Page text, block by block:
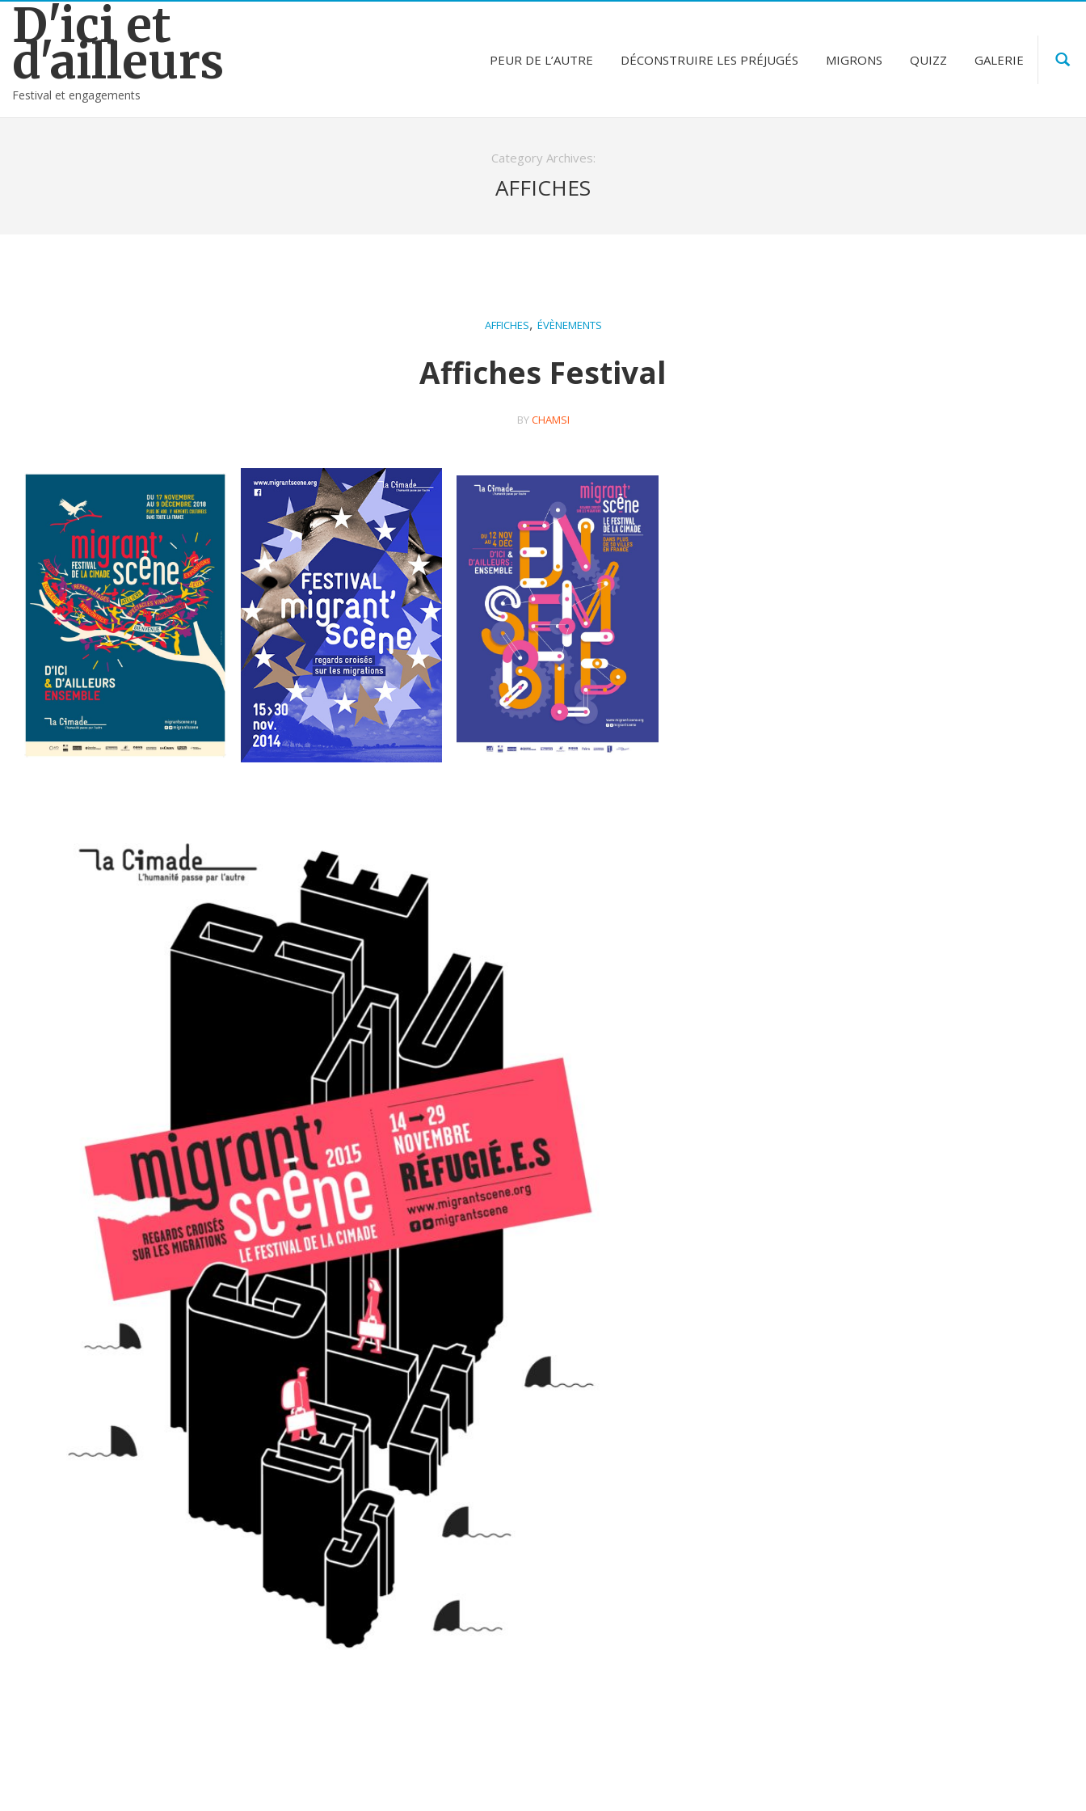
D'ici et
d'ailleurs
Festival et engagements
PEUR DE L’AUTRE DÉCONSTRUIRE LES PRÉJUGÉS MIGRONS QUIZZ GALERIE
Category Archives:
AFFICHES
AFFICHES, ÉVÈNEMENTS
Affiches Festival
BYCHAMSI